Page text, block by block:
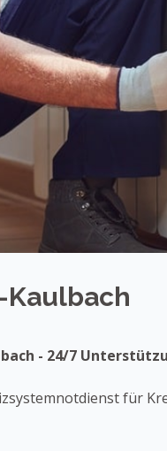
- 24/7
für